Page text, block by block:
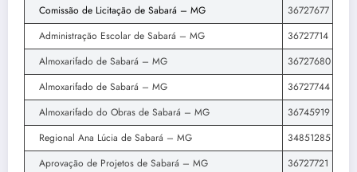
Comissão de Licitação de Sabará – MG
36727677
Administração Escolar de Sabará – MG
36727714
Almoxarifado de Sabará – MG
36727680
Almoxarifado de Sabará – MG
36727744
Almoxarifado do Obras de Sabará – MG
36745919
Regional Ana Lúcia de Sabará – MG
34851285
Aprovação de Projetos de Sabará – MG
36727721